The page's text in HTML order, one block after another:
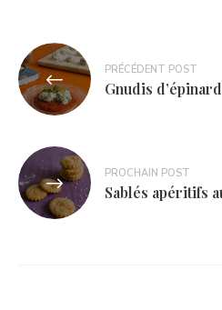
Navigation
de
l’article
PRÉCÉDENT POST
Gnudis
PROCHAIN POST
Sablés apéritifs